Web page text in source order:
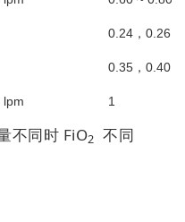
0.24，0.26
0.35，0.40
lpm 1
不同时 FiO2 不同